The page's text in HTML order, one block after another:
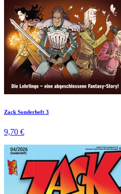
Zack Sonderheft 3
9,70 €